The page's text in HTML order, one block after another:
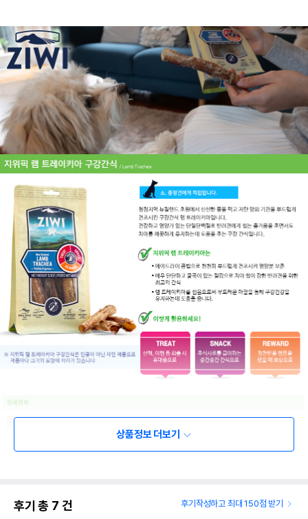
상품정보 더보기
후기 총 7 건 후기작성하고 최대 150점 받기